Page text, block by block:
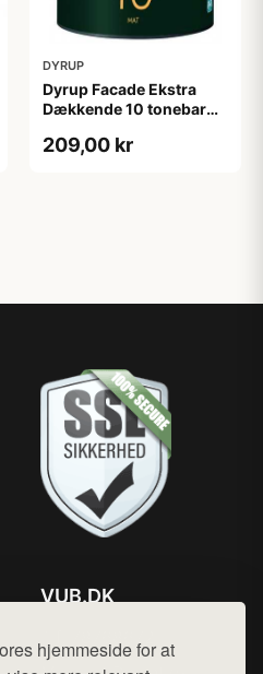
hjemmeside for at
DYRUP
Dyrup Facade Ekstra
Dækkende 10 tonebar
209,00 kr
VUB.DK